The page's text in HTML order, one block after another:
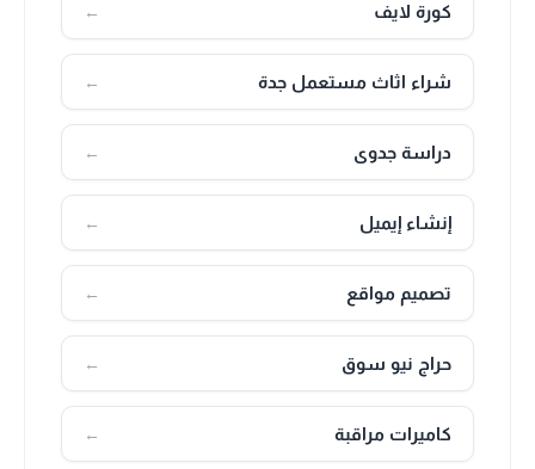
كورة لايف ←
شراء اثاث مستعمل جدة ←
دراسة جدوى ←
إنشاء إيميل ←
تصميم مواقع ←
حراج نيو سوق ←
كاميرات مراقبة ←